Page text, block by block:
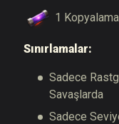
1
Sınırlamalar:
Sadece
Savaşlarda
Sadece